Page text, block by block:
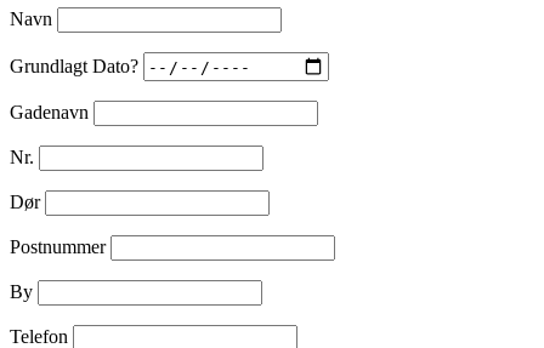
Navn
Grundlagt Dato?
Gadenavn
Nr.
Dør
Postnummer
By
Telefon